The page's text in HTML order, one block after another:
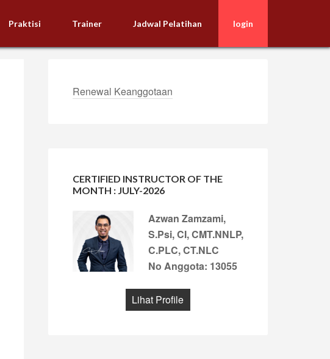
Praktisi Trainer Jadwal Pelatihan login
Renewal Keanggotaan
CERTIFIED INSTRUCTOR OF THE
MONTH : JULY-2026
Azwan Zamzami,
S.Psi, CI, CMT.NNLP,
C.PLC, CT.NLC
No Anggota: 13055
Lihat Profile